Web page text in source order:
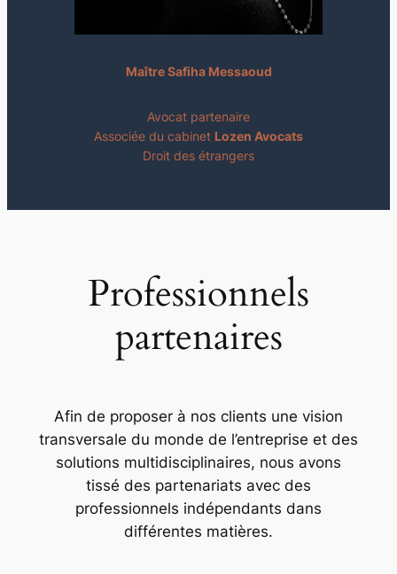
Maître Safiha Messaoud
Avocat partenaire
Associée du cabinet Lozen Avocats
Droit des étrangers
Professionnels
partenaires
Afin de proposer à nos clients une vision
transversale du monde de l’entreprise et des
solutions multidisciplinaires, nous avons
tissé des partenariats avec des
professionnels indépendants dans
différentes matières.